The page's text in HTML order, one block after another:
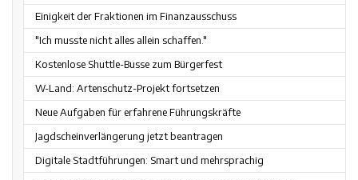
Einigkeit der Fraktionen im Finanzausschuss
"Ich musste nicht alles allein schaffen."
Kostenlose Shuttle-Busse zum Bürgerfest
W-Land: Artenschutz-Projekt fortsetzen
Neue Aufgaben für erfahrene Führungskräfte
Jagdscheinverlängerung jetzt beantragen
Digitale Stadtführungen: Smart und mehrsprachig